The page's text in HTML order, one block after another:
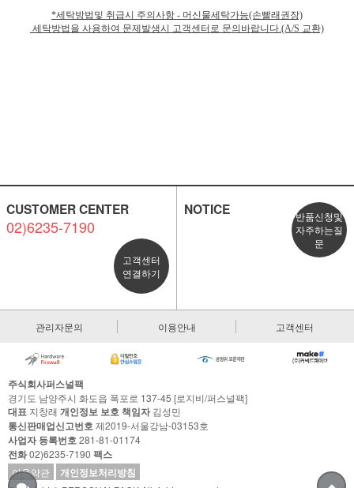
*세탁방법및 취급시 주의사항 - 머신물세탁가능(손빨래권장)
세탁방법을 사용하여 문제발생시 고객센터로 문의바랍니다.(A/S 교환)
CUSTOMER CENTER
02)6235-7190
고객센터
연결하기
NOTICE
반품신청및
자주하는질
문
관리자문의 이용안내 고객센터
주식회사퍼스널팩
경기도 남양주시 화도읍 폭포로 137-45 [로지비/퍼스널팩]
대표 지창래 개인정보 보호 책임자김성민
통신판매업신고번호제2019-서울강남-03153호
사업자 등록번호281-81-01174
전화02)6235-7190 팩스
이용약관 개인정보처리방침